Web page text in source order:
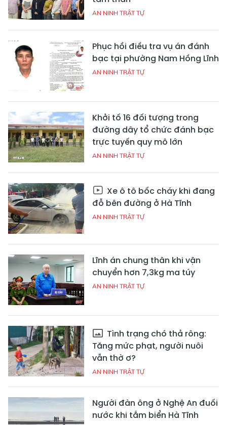
AN NINH TRẬT TỰ
Phục hồi điều tra vụ án đánh
bạc tại phường Nam Hồng Lĩnh
AN NINH TRẬT TỰ
Khởi tố 16 đối tượng trong
đường dây tổ chức đánh bạc
trực tuyến quy mô lớn
AN NINH TRẬT TỰ
Xe ô tô bốc cháy khi đang
đỗ bên đường ở Hà Tĩnh
AN NINH TRẬT TỰ
Lĩnh án chung thân khi vận
chuyển hơn 7,3kg ma túy
AN NINH TRẬT TỰ
Tình trạng chó thả rông:
Tăng mức phạt, người nuôi
vẫn thờ ơ?
AN NINH TRẬT TỰ
Người đàn ông ở Nghệ An đuối
nước khi tắm biển Hà Tĩnh